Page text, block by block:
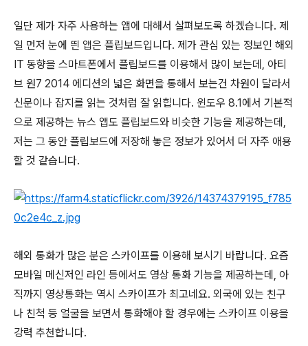
일단 제가 자주 사용하는 앱에 대해서 살펴보도록 하겠습니다. 제
일 먼저 눈에 띈 앱은 플립보드입니다. 제가 관심 있는 정보인 해외
IT 동향을 스마트폰에서 플립보드를 이용해서 많이 보는데, 아티
브 원7 2014 에디션의 넓은 화면을 통해서 보는건 차원이 달라서
신문이나 잡지를 읽는 것처럼 잘 읽힙니다. 윈도우 8.1에서 기본적
으로 제공하는 뉴스 앱도 플립보드와 비슷한 기능을 제공하는데,
저는 그 동안 플립보드에 저장해 놓은 정보가 있어서 더 자주 애용
할 것 같습니다.
해외 통화가 많은 분은 스카이프를 이용해 보시기 바랍니다. 요즘
모바일 메신저인 라인 등에서도 영상 통화 기능을 제공하는데, 아
직까지 영상통화는 역시 스카이프가 최고네요. 외국에 있는 친구
나 친척 등 얼굴을 보면서 통화해야 할 경우에는 스카이프 이용을
강력 추천합니다.